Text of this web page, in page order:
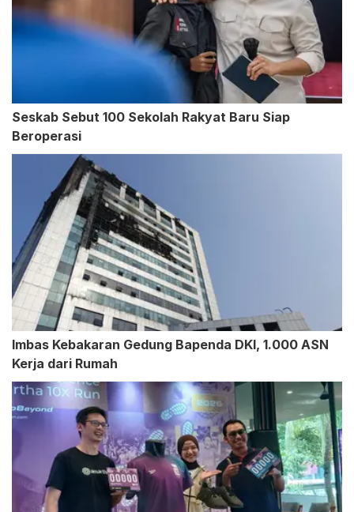
Seskab Sebut 100 Sekolah Rakyat Baru Siap
Beroperasi
Imbas Kebakaran Gedung Bapenda DKI, 1.000 ASN
Kerja dari Rumah